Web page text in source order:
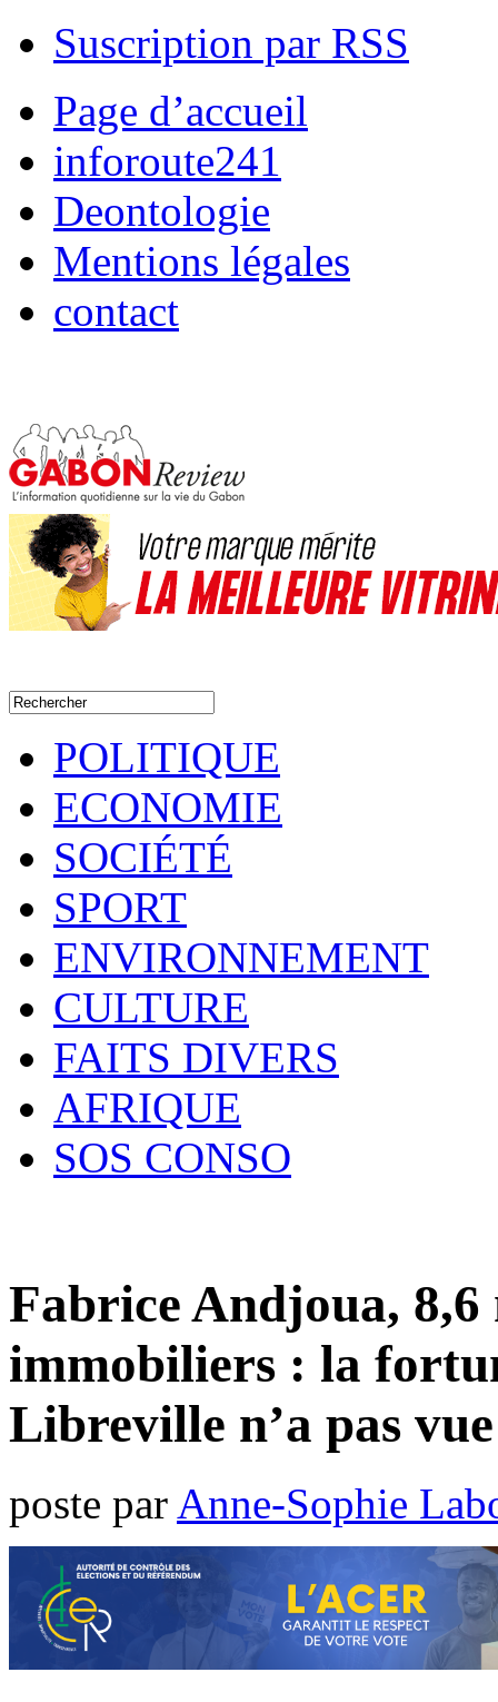
Suscription par RSS
Page d’accueil
inforoute241
Deontologie
Mentions légales
contact
POLITIQUE
ECONOMIE
SOCIÉTÉ
SPORT
ENVIRONNEMENT
CULTURE
FAITS DIVERS
AFRIQUE
SOS CONSO
Fabrice Andjoua,
immobiliers : la
Libreville n’a pas vue
poste par Anne-Sophie